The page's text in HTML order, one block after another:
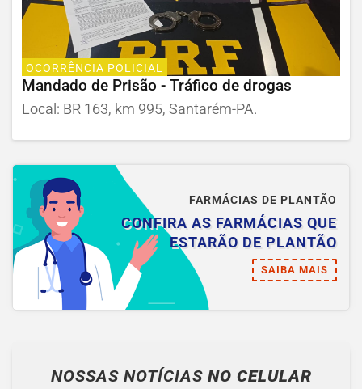
OCORRÊNCIA POLICIAL
Mandado de Prisão - Tráfico de drogas
Local: BR 163, km 995, Santarém-PA.
FARMÁCIAS DE PLANTÃO
CONFIRA AS FARMÁCIAS QUE
ESTARÃO DE PLANTÃO
SAIBA MAIS
NOSSAS NOTÍCIAS NO CELULAR